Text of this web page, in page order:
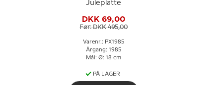
Juleplatte
DKK 69,00
Før: DKK 495,00
Varenr.: PX1985
Årgang: 1985
Mål: Ø: 18 cm
PÅ LAGER